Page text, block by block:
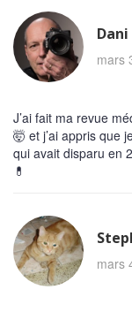
mars
J’ai fait ma revue
🤯 et j’ai appris que
qui avait disparu en
💊
mars